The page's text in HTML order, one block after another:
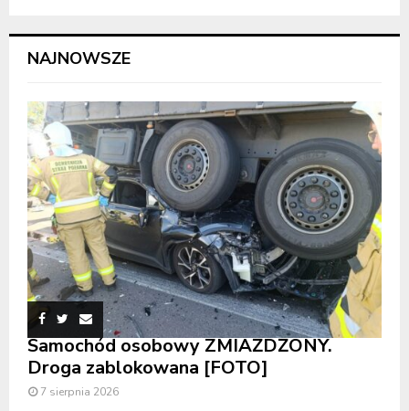
NAJNOWSZE
Samochód osobowy ZMIAŻDŻONY.
Droga zablokowana [FOTO]
7 sierpnia 2026